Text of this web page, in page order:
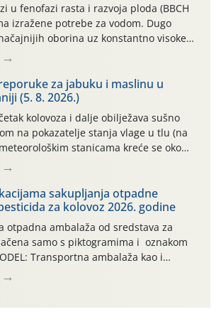
u fenofazi rasta i razvoja ploda (BBCH
izražene potrebe za vodom. Dugo
oborina uz konstantno visoke
utječe na rast i razvoj ploda, a
će se nastaviti. Primjeri
Pelješcu: 13.07. do 19.07.2026.
, max. temp. […]
za jabuku i maslinu u
(5. 8. 2026.)
kolovoza i dalje obilježava sušno
na pokazatelje stanja vlage u tlu (na
stanicama kreće se oko
od cb 200) jabuke se još i dobro,
međutim, ne umanjuje dugoročni
stresa na biljke, koji, ako se on ponavlja
sakupljanja otpadne
za kolovoz 2026. godine
otpadna ambalaža od sredstava za
samo s piktogramima i oznakom
Transportna ambalaža kao i
proizvoda koji nisu sredstva za zaštitu
od mineralnih gnojiva,) se ne